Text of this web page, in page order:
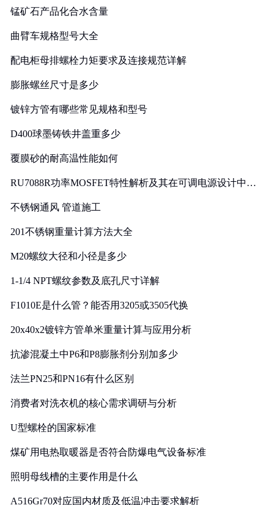
锰矿石产品化合水含量
曲臂车规格型号大全
配电柜母排螺栓力矩要求及连接规范详解
膨胀螺丝尺寸是多少
镀锌方管有哪些常见规格和型号
D400球墨铸铁井盖重多少
覆膜砂的耐高温性能如何
RU7088R功率MOSFET特性解析及其在可调电源设计中的
不锈钢通风 管道施工
201不锈钢重量计算方法大全
M20螺纹大径和小径是多少
1-1/4 NPT螺纹参数及底孔尺寸详解
F1010E是什么管？能否用3205或3505代换
20x40x2镀锌方管单米重量计算与应用分析
抗渗混凝土中P6和P8膨胀剂分别加多少
法兰PN25和PN16有什么区别
消费者对洗衣机的核心需求调研与分析
U型螺栓的国家标准
煤矿用电热取暖器是否符合防爆电气设备标准
照明母线槽的主要作用是什么
A516Gr70对应国内材质及低温冲击要求解析